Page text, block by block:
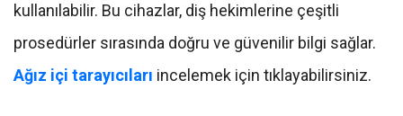
kullanılabilir. Bu cihazlar, diş hekimlerine çeşitli
prosedürler sırasında doğru ve güvenilir bilgi sağlar.
Ağız içi tarayıcıları incelemek için tıklayabilirsiniz.